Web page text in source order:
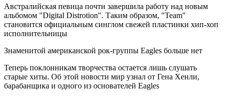
Австралийская певица почти завершила работу над новым
альбомом "Digital Distrotion". Таким образом, "Team"
становится официальным синглом свежей пластинки хип-хоп
исполнительницы
Знаменитой американской рок-группы Eagles больше нет
Теперь поклонникам творчества остается лишь слушать
старые хиты. Об этой новости мир узнал от Гена Хенли,
барабанщика и одного из основателей Eagles